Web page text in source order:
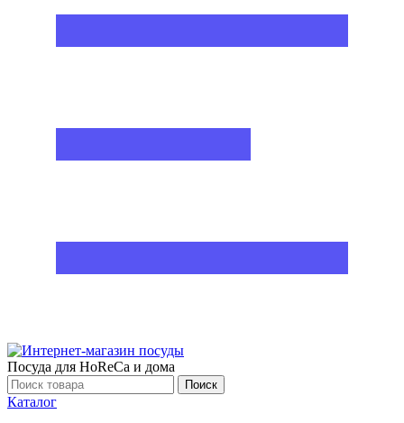
Посуда для HoReCa и дома
Поиск
Каталог